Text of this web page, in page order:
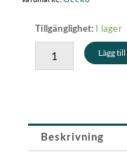
Tillgänglighet: I lager
Maelstrom
CMS-
Cirkulationspump
Lägg
Beskrivning